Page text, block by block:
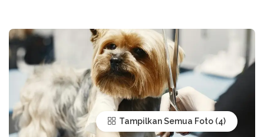
Tampilkan Semua Foto